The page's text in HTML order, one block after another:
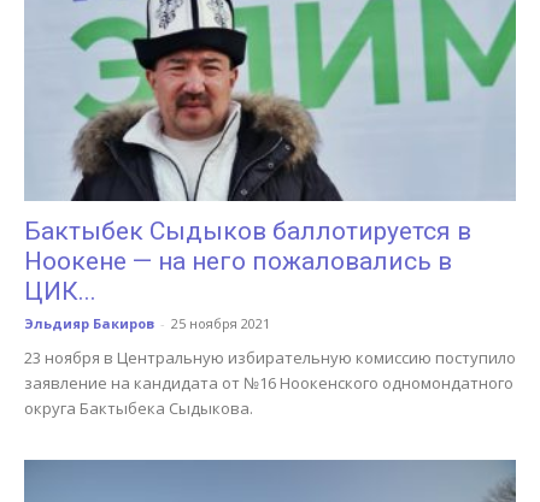
Бактыбек Сыдыков баллотируется в
Ноокене — на него пожаловались в
ЦИК...
Эльдияр Бакиров - 25 ноября 2021
23 ноября в Центральную избирательную комиссию поступило
заявление на кандидата от №16 Ноокенского одномондатного
округа Бактыбека Сыдыкова.